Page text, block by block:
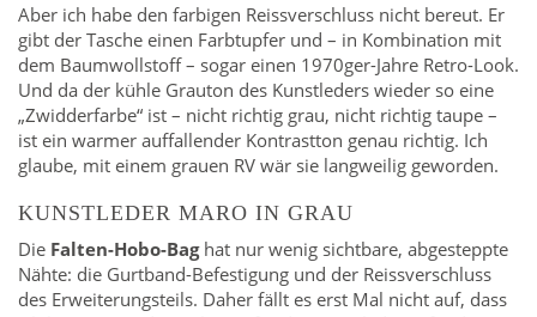
Aber ich habe den farbigen Reissverschluss nicht bereut. Er
gibt der Tasche einen Farbtupfer und – in Kombination mit
dem Baumwollstoff – sogar einen 1970ger-Jahre Retro-Look.
Und da der kühle Grauton des Kunstleders wieder so eine
„Zwidderfarbe“ ist – nicht richtig grau, nicht richtig taupe –
ist ein warmer auffallender Kontrastton genau richtig. Ich
glaube, mit einem grauen RV wär sie langweilig geworden.
KUNSTLEDER MARO IN GRAU
Die Falten-Hobo-Baghat nur wenig sichtbare, abgesteppte
Nähte: die Gurtband-Befestigung und der Reissverschluss
des Erweiterungsteils. Daher fällt es erst Mal nicht auf, dass